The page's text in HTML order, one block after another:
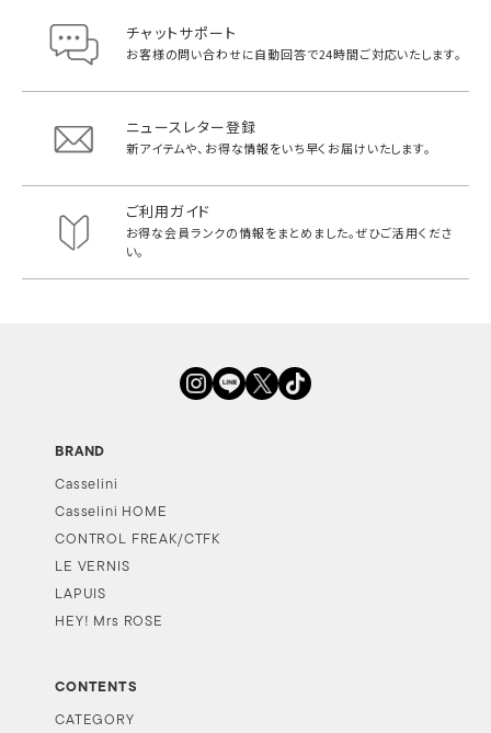
チャットサポート
お客様の問い合わせに自動回答で24時間ご対応いたします。
ニュースレター登録
新アイテムや、お得な情報をいち早く お届けいたします。
ご利用ガイド
お得な会員ランクの情報をまとめました。ぜひご活用くださ
い。
BRAND
Casselini
Casselini HOME
CONTROL FREAK/CTFK
LE VERNIS
LAPUIS
HEY! Mrs ROSE
CONTENTS
CATEGORY